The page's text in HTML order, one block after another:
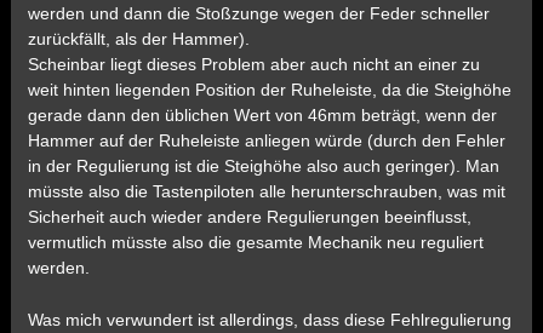
werden und dann die Stoßzunge wegen der Feder schneller
zurückfällt, als der Hammer).
Scheinbar liegt dieses Problem aber auch nicht an einer zu
weit hinten liegenden Position der Ruheleiste, da die Steighöhe
gerade dann den üblichen Wert von 46mm beträgt, wenn der
Hammer auf der Ruheleiste anliegen würde (durch den Fehler
in der Regulierung ist die Steighöhe also auch geringer). Man
müsste also die Tastenpiloten alle herunterschrauben, was mit
Sicherheit auch wieder andere Regulierungen beeinflusst,
vermutlich müsste also die gesamte Mechanik neu reguliert
werden.
Was mich verwundert ist allerdings, dass diese Fehlregulierung